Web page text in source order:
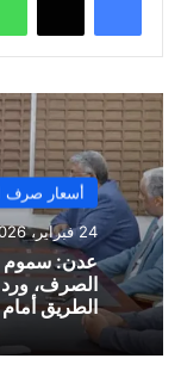
أسعار صرف
24 فبراير، 2026
​عدن: سموم
الصرف،
الطريق